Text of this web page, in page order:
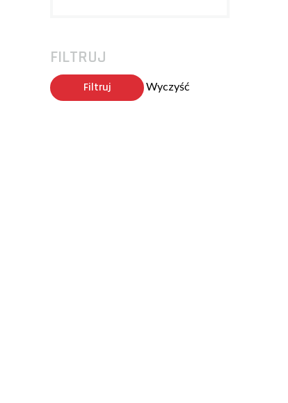
FILTRUJ
Filtruj Wyczyść